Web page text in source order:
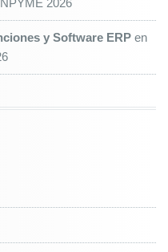
2026
y Software ERP en